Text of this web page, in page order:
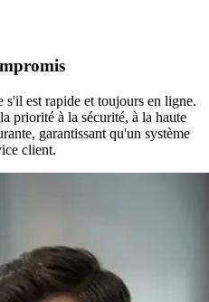
est rapide et toujours en ligne.
priorité à la sécurité, à la haute
garantissant qu'un système
client.